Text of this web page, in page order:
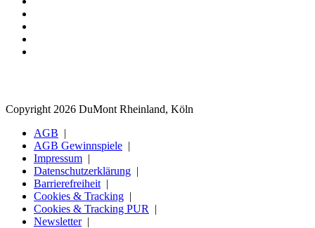
Copyright 2026 DuMont Rheinland, Köln
AGB
AGB Gewinnspiele
Impressum
Datenschutzerklärung
Barrierefreiheit
Cookies & Tracking
Cookies & Tracking PUR
Newsletter